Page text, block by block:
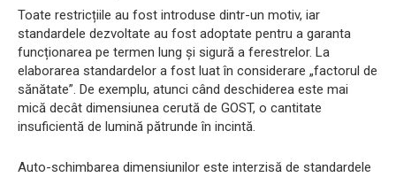
Toate restricțiile au fost introduse dintr-un motiv, iar
standardele dezvoltate au fost adoptate pentru a garanta
funcționarea pe termen lung și sigură a ferestrelor. La
elaborarea standardelor a fost luat în considerare „factorul de
sănătate”. De exemplu, atunci când deschiderea este mai
mică decât dimensiunea cerută de GOST, o cantitate
insuficientă de lumină pătrunde în incintă.
Auto-schimbarea dimensiunilor este interzisă de standardele